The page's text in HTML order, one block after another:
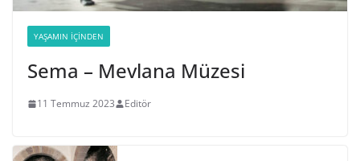
YAŞAMIN İÇINDEN
Sema – Mevlana Müzesi
11 Temmuz 2023 Editör